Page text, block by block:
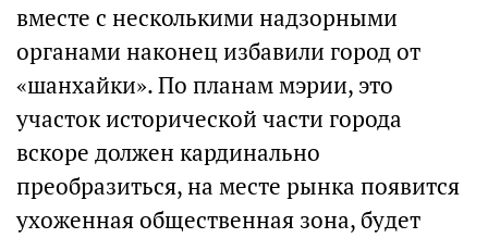
вместе с несколькими надзорными
органами наконец избавили город от
«шанхайки». По планам мэрии, это
участок исторической части города
вскоре должен кардинально
преобразиться, на месте рынка появится
ухоженная общественная зона, будет